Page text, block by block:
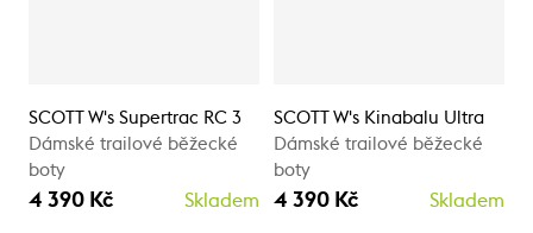
SCOTT W's Supertrac RC 3
Dámské trailové běžecké
boty
4 390 Kč Skladem
SCOTT W's Kinabalu Ultra
Dámské trailové běžecké
boty
4 390 Kč Skladem